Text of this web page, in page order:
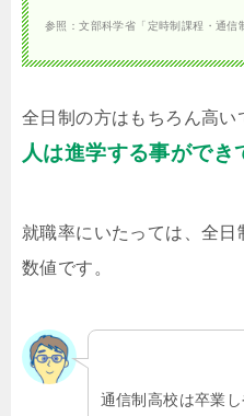
参照：文部科学省「定時制課程・通信
全日制の方はもちろん高い
人は進学する事ができ
就職率にいたっては、全
数値です。
通信制高校は卒業